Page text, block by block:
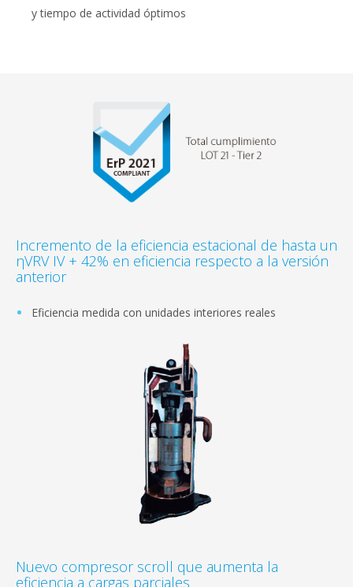
y tiempo de actividad óptimos
Incremento de la eficiencia estacional de hasta un
ηVRV IV + 42% en eficiencia respecto a la versión
anterior
Eficiencia medida con unidades interiores reales
Nuevo compresor scroll que aumenta la
eficiencia a cargas parciales